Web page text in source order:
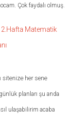
Çok faydalı olmuş.
2.Hafta Matematik
sitenize her sene
planları şu anda
ulaşabilirim acaba